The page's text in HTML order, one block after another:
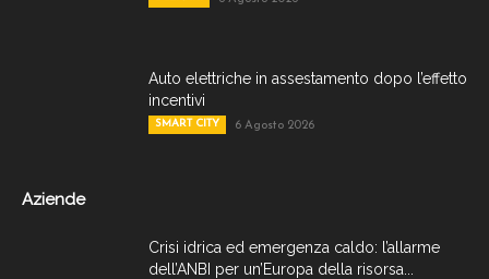
Auto elettriche in assestamento dopo l’effetto
incentivi
SMART CITY 6 Agosto 2026
Aziende
Crisi idrica ed emergenza caldo: l’allarme
dell’ANBI per un’Europa della risorsa...